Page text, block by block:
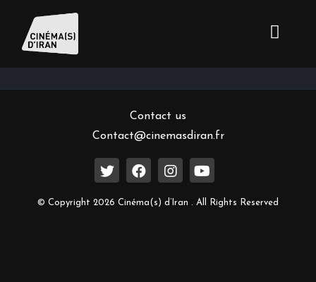
Inscrivez-vous à notre newsletter
Contact us
Contact@cinemasdiran.fr
© Copyright 2026 Cinéma(s) d’Iran . All Rights Reserved